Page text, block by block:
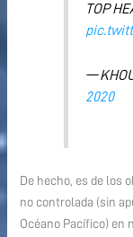
TOP
—
2020
De hecho, es de los
no controlada (sin
Océano Pacífico) en